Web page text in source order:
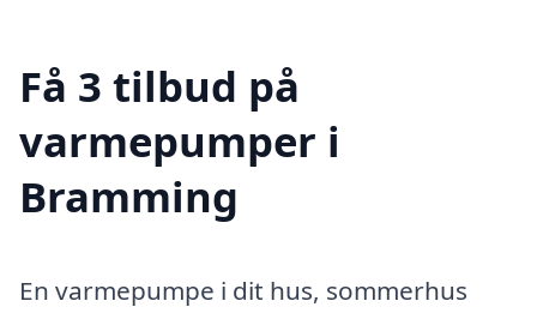
Få 3 tilbud på
varmepumper i
Bramming
En varmepumpe i dit hus, sommerhus